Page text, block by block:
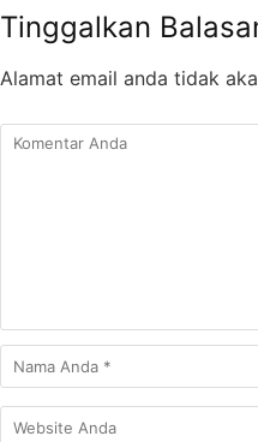
Tinggalkan
Alamat email anda tidak